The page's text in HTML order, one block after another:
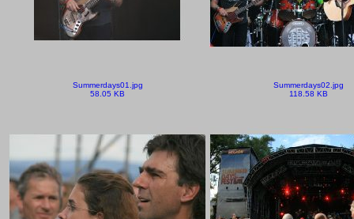
Summerdays01.jpg
58.05 KB
Summerdays02.jpg
118.58 KB